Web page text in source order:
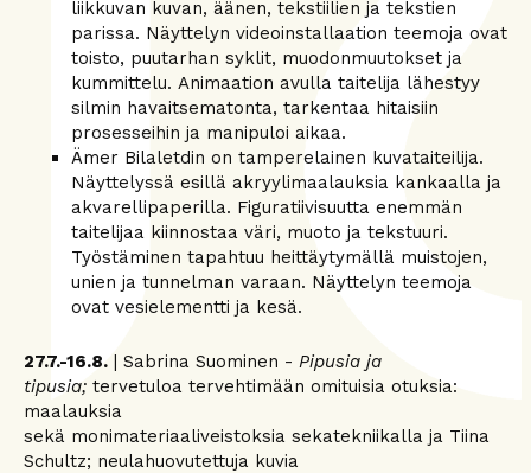
liikkuvan kuvan, äänen, tekstiilien ja tekstien
parissa. Näyttelyn videoinstallaation teemoja ovat
toisto, puutarhan syklit, muodonmuutokset ja
kummittelu. Animaation avulla taitelija lähestyy
silmin havaitsematonta, tarkentaa hitaisiin
prosesseihin ja manipuloi aikaa.
Ämer Bilaletdin on tamperelainen kuvataiteilija.
Näyttelyssä esillä akryylimaalauksia kankaalla ja
akvarellipaperilla. Figuratiivisuutta enemmän
taitelijaa kiinnostaa väri, muoto ja tekstuuri.
Työstäminen tapahtuu heittäytymällä muistojen,
unien ja tunnelman varaan. Näyttelyn teemoja
ovat vesielementti ja kesä.
27.7.-16.8. | Sabrina Suominen - Pipusia ja
tipusia; tervetuloa tervehtimään omituisia otuksia:
maalauksia
sekä monimateriaaliveistoksia sekatekniikalla ja Tiina
Schultz; neulahuovutettuja kuvia